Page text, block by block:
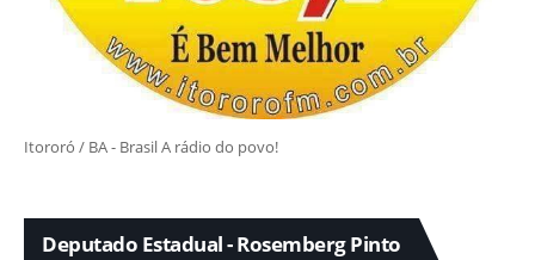
Itororó / BA - Brasil A rádio do povo!
Deputado Estadual - Rosemberg Pinto